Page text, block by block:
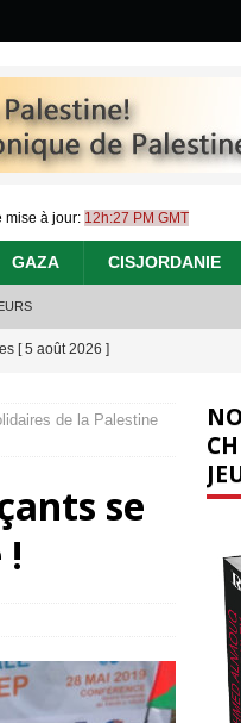
mise à jour: 12h:27 PM GMT
GAZA CISJORDANIE
[ 5 août 2026 ]
Israéliens multiplie les
pour leurs déchets
de la Palestine
se